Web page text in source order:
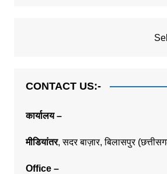
CONTACT US:-
कार्यालय –
मीडियांतर,सदर बाज़ार,बिलासपुर
Office–